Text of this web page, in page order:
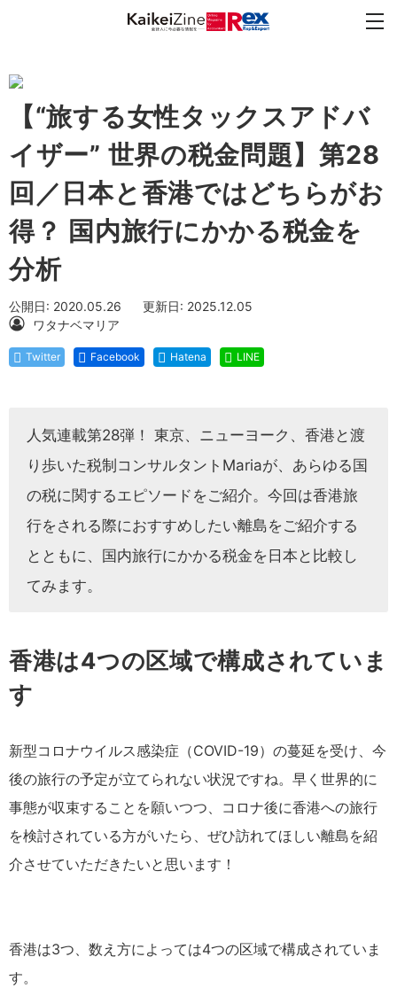
【“旅する女性タックスアドバ
イザー” 世界の税金問題】第28
回／日本と香港ではどちらがお
得？ 国内旅行にかかる税金を
分析
公開日: 2020.05.26
更新日: 2025.12.05
ワタナベマリア
Twitter Facebook Hatena LINE
人気連載第28弾！ 東京、ニューヨーク、香港と渡
り歩いた税制コンサルタントMariaが、あらゆる国
の税に関するエピソードをご紹介。今回は香港旅
行をされる際におすすめしたい離島をご紹介する
とともに、国内旅行にかかる税金を日本と比較し
てみます。
香港は4つの区域で構成されていま
す
新型コロナウイルス感染症（COVID-19）の蔓延を受け、今
後の旅行の予定が立てられない状況ですね。早く世界的に
事態が収束することを願いつつ、コロナ後に香港への旅行
を検討されている方がいたら、ぜひ訪れてほしい離島を紹
介させていただきたいと思います！
香港は3つ、数え方によっては4つの区域で構成されていま
す。